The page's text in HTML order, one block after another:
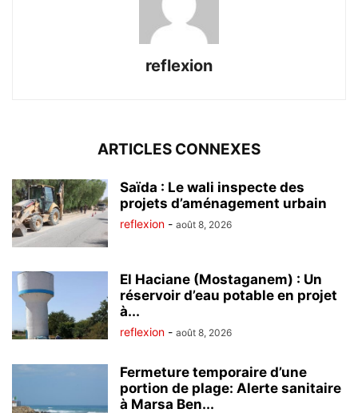
reflexion
ARTICLES CONNEXES
Saïda : Le wali inspecte des
projets d’aménagement urbain
reflexion - août 8, 2026
El Haciane (Mostaganem) : Un
réservoir d’eau potable en projet
à...
reflexion - août 8, 2026
Fermeture temporaire d’une
portion de plage: Alerte sanitaire
à Marsa Ben...